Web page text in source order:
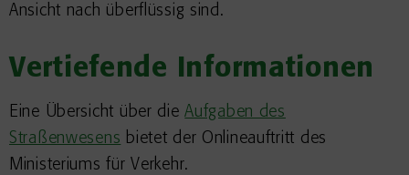
Ansicht nach überflüssig sind.
Vertiefende Informationen
Eine Übersicht über dieAufgaben des
Straßenwesens bietet der Onlineauftritt des
Ministeriums für Verkehr.